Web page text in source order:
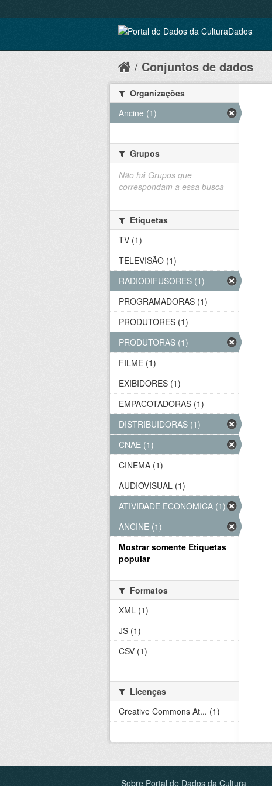
Conjuntos de dados
Organizações
Ancine (1)
Grupos
Não há Grupos que
correspondam a essa busca
Etiquetas
TV (1)
TELEVISÃO (1)
RADIODIFUSORES (1)
PROGRAMADORAS (1)
PRODUTORES (1)
PRODUTORAS (1)
FILME (1)
EXIBIDORES (1)
EMPACOTADORAS (1)
DISTRIBUIDORAS (1)
CNAE (1)
CINEMA (1)
AUDIOVISUAL (1)
ATIVIDADE ECONÔMICA (1)
ANCINE (1)
Mostrar somente Etiquetas
popular
Formatos
XML (1)
JS (1)
CSV (1)
Licenças
Creative Commons At... (1)
Sobre Portal de Dados da Cultura